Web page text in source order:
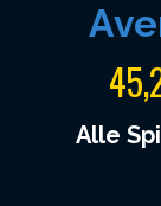
Alle